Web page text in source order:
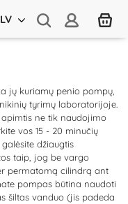
LV
jų kuriamų penio pompų,
tyrimų laboratorijoje.
ne tik naudojimo
vos 15 - 20 minučių
džiaugtis
taip, jog be vargo
permatomą cilindrą ant
pompas būtina naudoti
šiltas vanduo (jis padeda